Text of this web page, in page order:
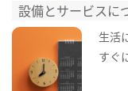
設備とサービスに
生活
すぐ